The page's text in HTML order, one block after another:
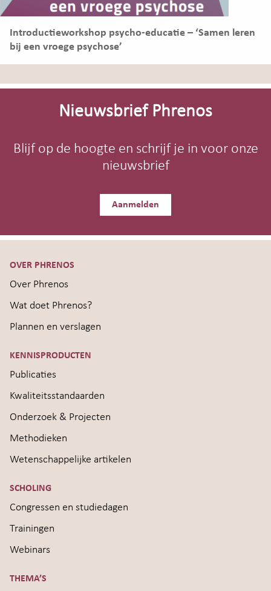
Introductieworkshop psycho-educatie – ‘Samen leren
bij een vroege psychose’
Site-
Nieuwsbrief Phrenos
Blijf op de hoogte en schrijf je in voor onze
nieuwsbrief
Aanmelden
OVER PHRENOS
Over Phrenos
Wat doet Phrenos?
Plannen en verslagen
KENNISPRODUCTEN
Publicaties
Kwaliteitsstandaarden
Onderzoek & Projecten
Methodieken
Wetenschappelijke artikelen
SCHOLING
Congressen en studiedagen
Trainingen
Webinars
THEMA’S